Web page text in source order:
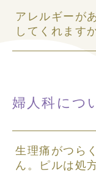
アレルギーが
してくれますか
婦人科につ
生理痛がつら
ん。ピルは処